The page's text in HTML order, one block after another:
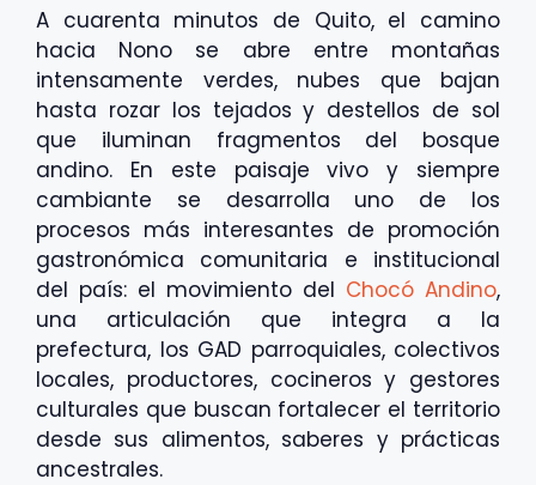
A cuarenta minutos de Quito, el camino
hacia Nono se abre entre montañas
intensamente verdes, nubes que bajan
hasta rozar los tejados y destellos de sol
que iluminan fragmentos del bosque
andino. En este paisaje vivo y siempre
cambiante se desarrolla uno de los
procesos más interesantes de promoción
gastronómica comunitaria e institucional
del país: el movimiento del Chocó Andino,
una articulación que integra a la
prefectura, los GAD parroquiales, colectivos
locales, productores, cocineros y gestores
culturales que buscan fortalecer el territorio
desde sus alimentos, saberes y prácticas
ancestrales.